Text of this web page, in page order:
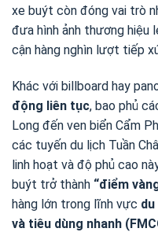
xe buýt còn đóng vai trò
đưa hình ảnh thương hiệu
cận hàng nghìn lượt tiếp
Khác với billboard hay
động liên tục, bao phủ
Long đến ven biển Cẩm
các tuyến du lịch Tuần
linh hoạt và độ phủ cao
buýt trở thành “điểm
hàng lớn trong lĩnh vực
và tiêu dùng nhanh